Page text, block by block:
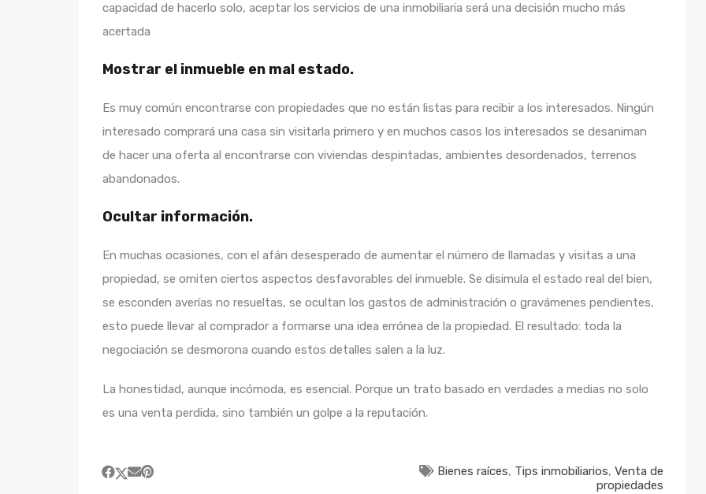
capacidad de hacerlo solo, aceptar los servicios de una inmobiliaria será una decisión mucho más
acertada
Mostrar el inmueble en mal estado.
Es muy común encontrarse con propiedades que no están listas para recibir a los interesados. Ningún
interesado comprará una casa sin visitarla primero y en muchos casos los interesados se desaniman
de hacer una oferta al encontrarse con viviendas despintadas, ambientes desordenados, terrenos
abandonados.
Ocultar información.
En muchas ocasiones, con el afán desesperado de aumentar el número de llamadas y visitas a una
propiedad, se omiten ciertos aspectos desfavorables del inmueble. Se disimula el estado real del bien,
se esconden averías no resueltas, se ocultan los gastos de administración o gravámenes pendientes,
esto puede llevar al comprador a formarse una idea errónea de la propiedad. El resultado: toda la
negociación se desmorona cuando estos detalles salen a la luz.
La honestidad, aunque incómoda, es esencial. Porque un trato basado en verdades a medias no solo
es una venta perdida, sino también un golpe a la reputación.
Bienes raíces, Tips inmobiliarios, Venta de
propiedades